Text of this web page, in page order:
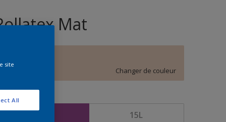
Mat
Changer de couleur
15L
site
All